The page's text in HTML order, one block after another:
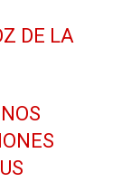
DE LA
NOS